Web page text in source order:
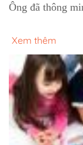
Ông đã thông
Xem thêm